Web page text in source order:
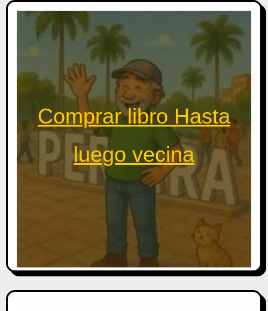
Comprar libro Hasta
luego vecina